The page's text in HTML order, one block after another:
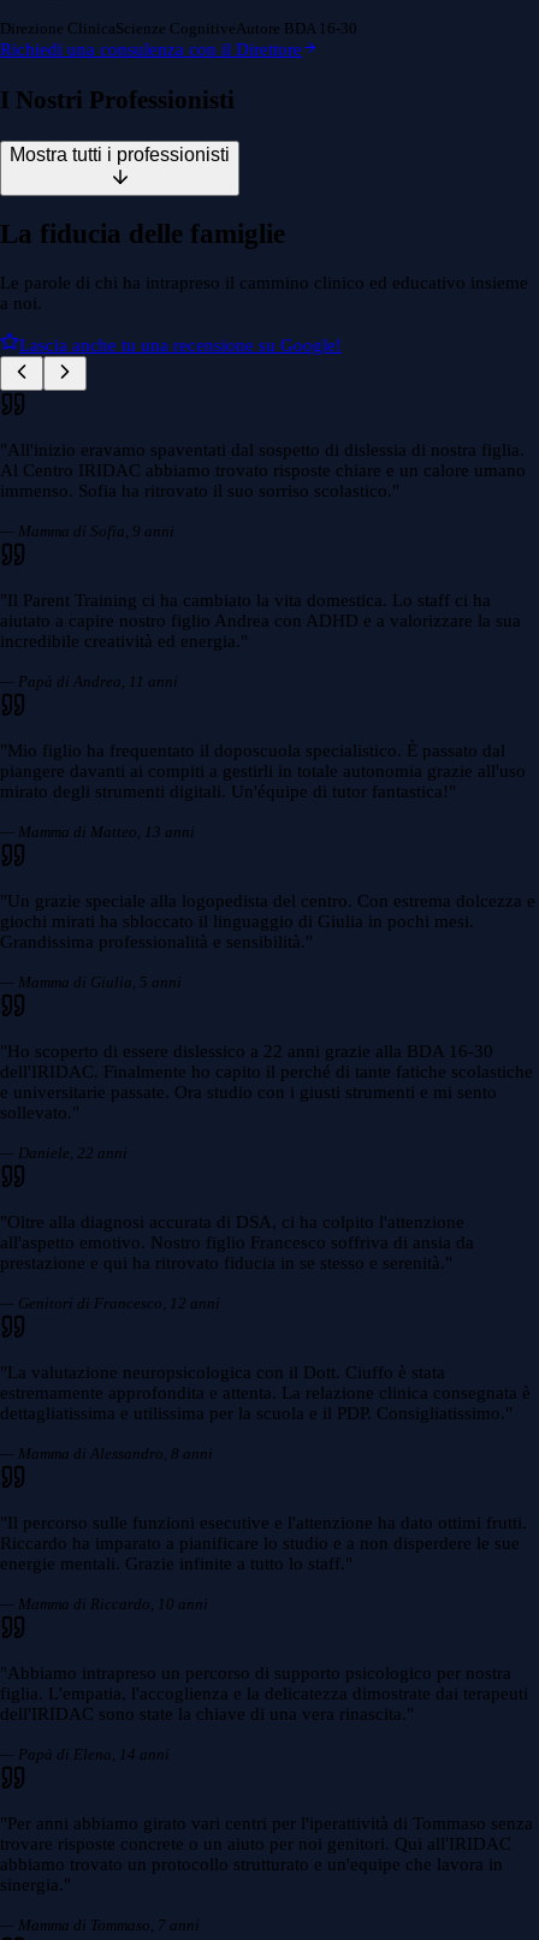
Direzione ClinicaScienze CognitiveAutore BDA 16-30
Richiedi una consulenza con il Direttore
I Nostri Professionisti
Mostra tutti i professionisti
La fiducia delle famiglie
Le parole di chi ha intrapreso il cammino clinico ed educativo insieme
a noi.
Lascia anche tu una recensione su Google!
"All'inizio eravamo spaventati dal sospetto di dislessia di nostra figlia.
Al Centro IRIDAC abbiamo trovato risposte chiare e un calore umano
immenso. Sofia ha ritrovato il suo sorriso scolastico."
— Mamma di Sofia, 9 anni
"Il Parent Training ci ha cambiato la vita domestica. Lo staff ci ha
aiutato a capire nostro figlio Andrea con ADHD e a valorizzare la sua
incredibile creatività ed energia."
— Papà di Andrea, 11 anni
"Mio figlio ha frequentato il doposcuola specialistico. È passato dal
piangere davanti ai compiti a gestirli in totale autonomia grazie all'uso
mirato degli strumenti digitali. Un'équipe di tutor fantastica!"
— Mamma di Matteo, 13 anni
"Un grazie speciale alla logopedista del centro. Con estrema dolcezza e
giochi mirati ha sbloccato il linguaggio di Giulia in pochi mesi.
Grandissima professionalità e sensibilità."
— Mamma di Giulia, 5 anni
"Ho scoperto di essere dislessico a 22 anni grazie alla BDA 16-30
dell'IRIDAC. Finalmente ho capito il perché di tante fatiche scolastiche
e universitarie passate. Ora studio con i giusti strumenti e mi sento
sollevato."
— Daniele, 22 anni
"Oltre alla diagnosi accurata di DSA, ci ha colpito l'attenzione
all'aspetto emotivo. Nostro figlio Francesco soffriva di ansia da
prestazione e qui ha ritrovato fiducia in se stesso e serenità."
— Genitori di Francesco, 12 anni
"La valutazione neuropsicologica con il Dott. Ciuffo è stata
estremamente approfondita e attenta. La relazione clinica consegnata è
dettagliatissima e utilissima per la scuola e il PDP. Consigliatissimo."
— Mamma di Alessandro, 8 anni
"Il percorso sulle funzioni esecutive e l'attenzione ha dato ottimi frutti.
Riccardo ha imparato a pianificare lo studio e a non disperdere le sue
energie mentali. Grazie infinite a tutto lo staff."
— Mamma di Riccardo, 10 anni
"Abbiamo intrapreso un percorso di supporto psicologico per nostra
figlia. L'empatia, l'accoglienza e la delicatezza dimostrate dai terapeuti
dell'IRIDAC sono state la chiave di una vera rinascita."
— Papà di Elena, 14 anni
"Per anni abbiamo girato vari centri per l'iperattività di Tommaso senza
trovare risposte concrete o un aiuto per noi genitori. Qui all'IRIDAC
abbiamo trovato un protocollo strutturato e un'equipe che lavora in
sinergia."
— Mamma di Tommaso, 7 anni